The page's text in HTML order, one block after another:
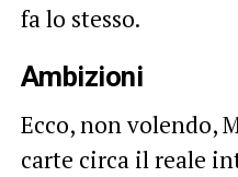
fa lo stesso.
Ambizioni
Ecco, non volendo,
carte circa il reale